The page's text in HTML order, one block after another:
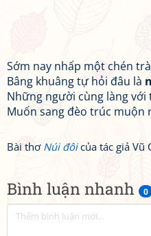
Bình luận nhanh 0
Sớm nay nhấp một chén trà
Bâng khuâng tự hỏi đâu là
Những người cùng làng với
Muốn sang đèo trúc muộn
Bài thơ Núi đôicủa tác giả Vũ